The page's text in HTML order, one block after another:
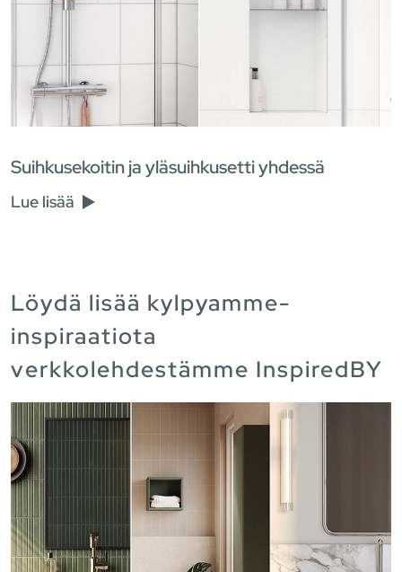
Suihkusekoitin ja yläsuihkusetti yhdessä
Lue lisää
Löydä lisää kylpyamme-
inspiraatiota
verkkolehdestämme InspiredBY